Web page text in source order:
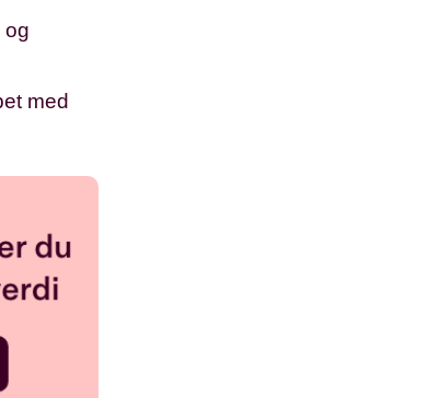
og
med